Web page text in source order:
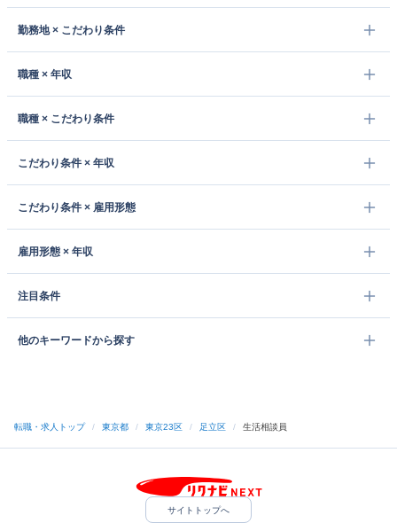
勤務地 × こだわり条件
職種 × 年収
職種 × こだわり条件
こだわり条件 × 年収
こだわり条件 × 雇用形態
雇用形態 × 年収
注目条件
他のキーワードから探す
転職・求人トップ / 東京都 / 東京23区 / 足立区 / 生活相談員
サイトトップへ